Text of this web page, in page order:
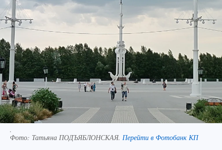
.
Фото: Татьяна ПОДЪЯБЛОНСКАЯ. Перейти в Фотобанк КП